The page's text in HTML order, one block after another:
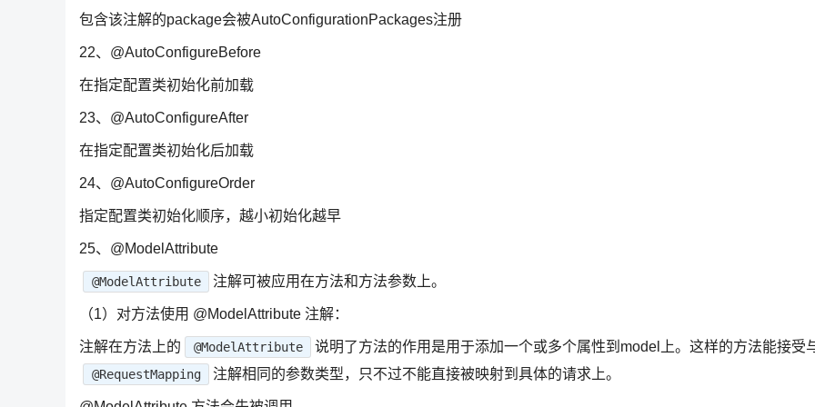
包含该注解的package会被AutoConfigurationPackages注册
22、@AutoConfigureBefore
在指定配置类初始化前加载
23、@AutoConfigureAfter
在指定配置类初始化后加载
24、@AutoConfigureOrder
指定配置类初始化顺序，越小初始化越早
25、@ModelAttribute
@ModelAttribute 注解可被应用在方法和方法参数上。
（1）对方法使用 @ModelAttribute 注解：
注解在方法上的 @ModelAttribute 说明了方法的作用是用于添加一个或多个属性到model上。这样的方法能接受
@RequestMapping 注解相同的参数类型，只不过不能直接被映射到具体的请求上。